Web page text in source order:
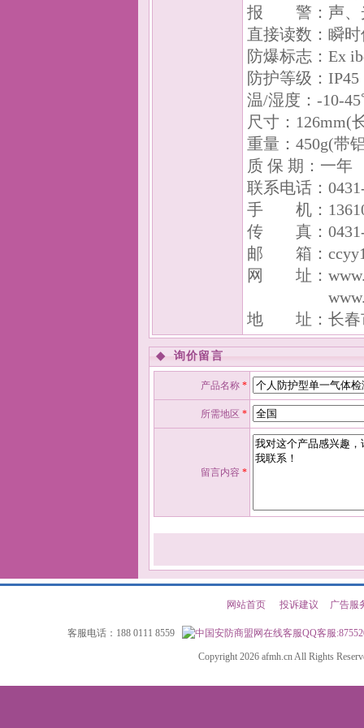
报 警：声、
直接读数：瞬
防爆标志：Ex
防护等级：IP45
温/湿度：-10-
尺寸：126mm(
重量：450g(带
质 保 期：一年
联系电话：
手 机：
传 真：0431-
邮 箱：
网 址：
地 址：长春
◆ 询价留言
产品名称*
所需地区 *
留言内容 *
网站首页| 投诉建议 广告服
客服电话：188 0111 8559 QQ客服
Copyright 2026 afmh.cn All Rights